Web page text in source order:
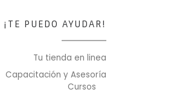
¡TE PUEDO AYUDAR!
Tu tienda en linea
Capacitación y Asesoría
Cursos